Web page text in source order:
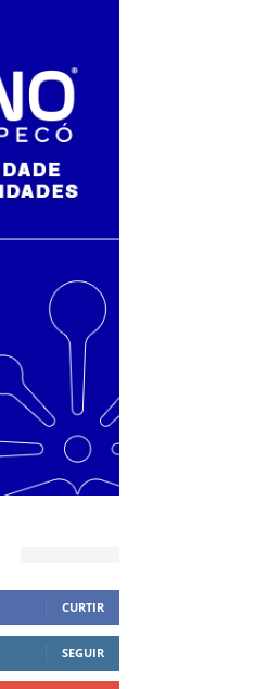
CURTIR
SEGUIR